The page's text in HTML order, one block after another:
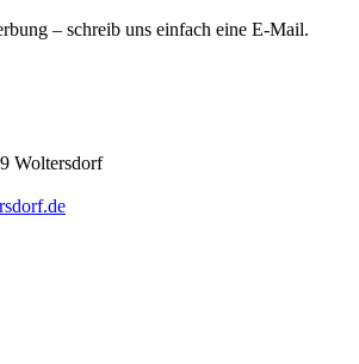
– schreib uns einfach eine E-Mail.
Woltersdorf